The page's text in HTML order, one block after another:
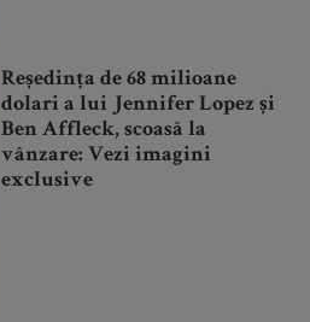
Reședința de 68 milioane
dolari a lui Jennifer Lopez și
Ben Affleck, scoasă la
vânzare: Vezi imagini
exclusive